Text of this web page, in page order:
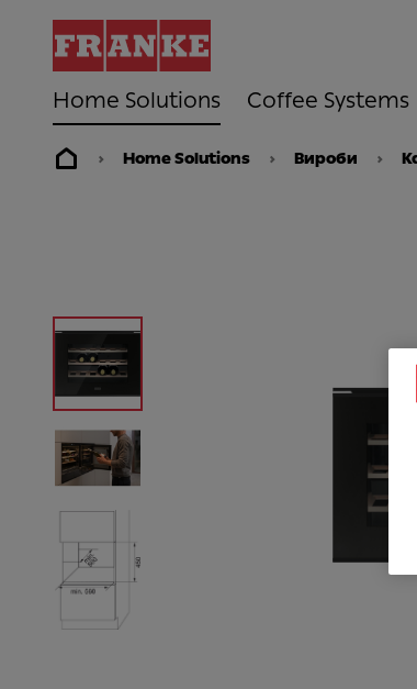
Home Solutions Coffee Systems
Home Solutions Вироби